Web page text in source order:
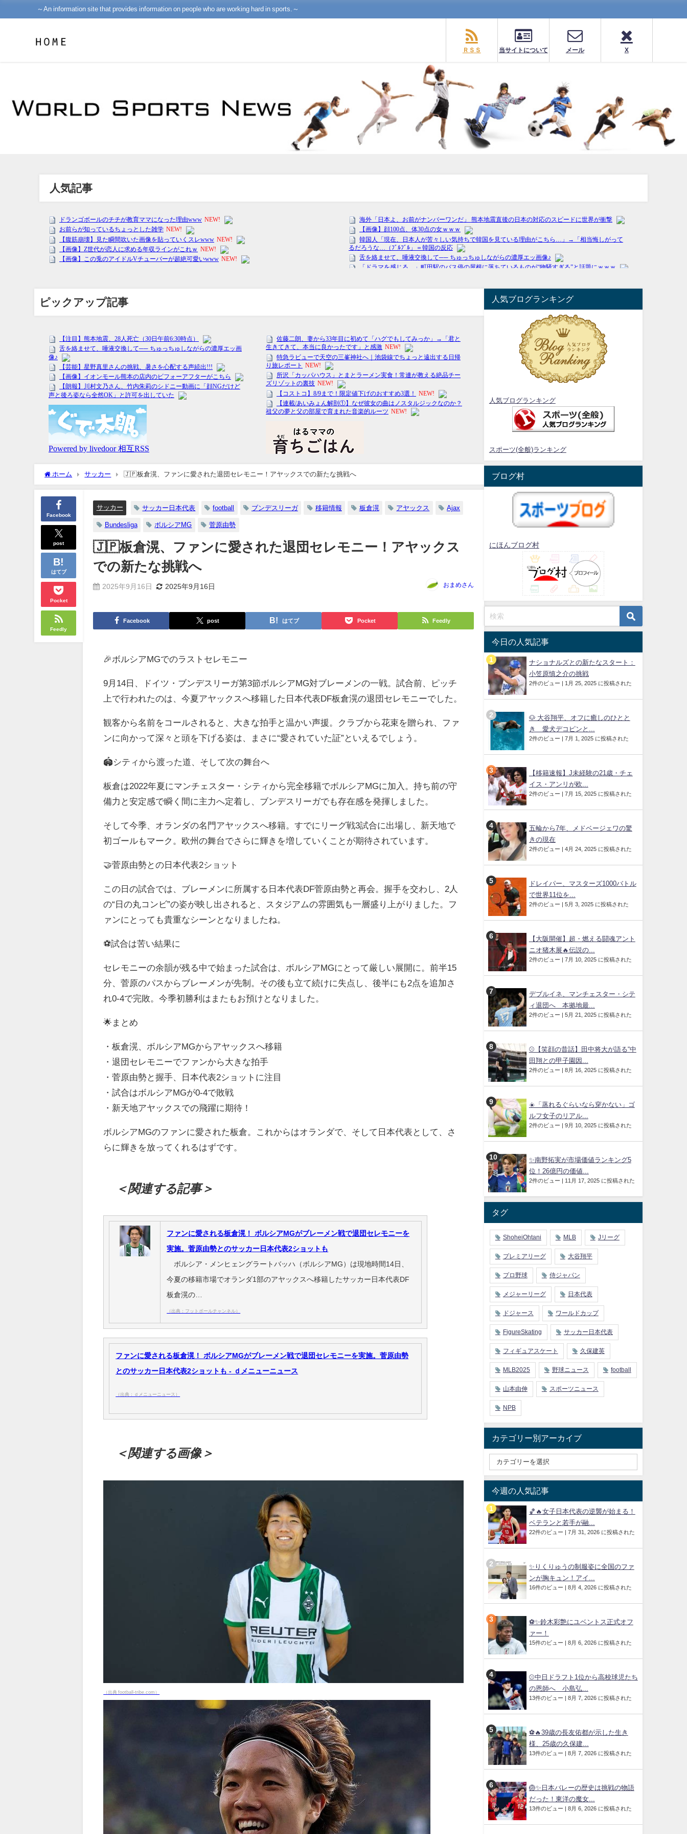
～An information site that provides information on people who are working hard in sports.～
ＲＳＳ 当サイトについて メール X
人気記事
ピックアップ記事
ホーム サッカー 🇯🇵板倉滉、ファンに愛された退団セレモニー！アヤックスでの新たな挑戦へ
Facebook
post
はてブ
Pocket
Feedly
サッカー サッカー日本代表 football ブンデスリーガ 移籍情報 板倉滉 アヤックス Ajax
Bundesliga ボルシアMG 菅原由勢
🇯🇵板倉滉、ファンに愛された退団セレモニー！アヤックス
での新たな挑戦へ
2025年9月16日 2025年9月16日 おまめさん
Facebook post はてブ Pocket Feedly
🎉ボルシアMGでのラストセレモニー
9月14日、ドイツ・ブンデスリーガ第3節ボルシアMG対ブレーメンの一戦。試合前、ピッチ
上で行われたのは、今夏アヤックスへ移籍した日本代表DF板倉滉の退団セレモニーでした。
観客から名前をコールされると、大きな拍手と温かい声援。クラブから花束を贈られ、ファ
ンに向かって深々と頭を下げる姿は、まさに“愛されていた証”といえるでしょう。
🏟️シティから渡った道、そして次の舞台へ
板倉は2022年夏にマンチェスター・シティから完全移籍でボルシアMGに加入。持ち前の守
備力と安定感で瞬く間に主力へ定着し、ブンデスリーガでも存在感を発揮しました。
そして今季、オランダの名門アヤックスへ移籍。すでにリーグ戦3試合に出場し、新天地で
初ゴールもマーク。欧州の舞台でさらに輝きを増していくことが期待されています。
🤝菅原由勢との日本代表2ショット
この日の試合では、ブレーメンに所属する日本代表DF菅原由勢と再会。握手を交わし、2人
の“日の丸コンビ”の姿が映し出されると、スタジアムの雰囲気も一層盛り上がりました。フ
ァンにとっても貴重なシーンとなりましたね。
⚽試合は苦い結果に
セレモニーの余韻が残る中で始まった試合は、ボルシアMGにとって厳しい展開に。前半15
分、菅原のパスからブレーメンが先制。その後も立て続けに失点し、後半にも2点を追加さ
れ0-4で完敗。今季初勝利はまたもお預けとなりました。
🌟まとめ
・板倉滉、ボルシアMGからアヤックスへ移籍
・退団セレモニーでファンから大きな拍手
・菅原由勢と握手、日本代表2ショットに注目
・試合はボルシアMGが0-4で敗戦
・新天地アヤックスでの飛躍に期待！
ボルシアMGのファンに愛された板倉。これからはオランダで、そして日本代表として、さ
らに輝きを放ってくれるはずです。
＜関連する記事＞
ファンに愛される板倉滉！ ボルシアMGがブレーメン戦で退団セレモニーを
実施。菅原由勢とのサッカー日本代表2ショットも
ボルシア・メンヒェングラートバッハ（ボルシアMG）は現地時間14日、
今夏の移籍市場でオランダ1部のアヤックスへ移籍したサッカー日本代表DF
板倉滉の…
（出典：フットボールチャンネル）
ファンに愛される板倉滉！ ボルシアMGがブレーメン戦で退団セレモニーを実施。菅原由勢
とのサッカー日本代表2ショットも - ｄメニューニュース
（出典：ｄメニューニュース）
＜関連する画像＞
（出典 football-tribe.com）
人気ブログランキング
人気ブログランキング
スポーツ(全般)ランキング
ブログ村
にほんブログ村
今日の人気記事
ナショナルズとの新たなスタート：
小笠原慎之介の挑戦
2件のビュー 1月 25, 2025 に投稿された
🐶 大谷翔平、オフに癒しのひとと
き 愛犬デコピンと...
2件のビュー 7月 1, 2025 に投稿された
【移籍速報】J未経験の21歳・チェ
イス・アンリが欧...
2件のビュー 7月 15, 2025 に投稿された
五輪から7年、メドベージェワの驚
きの現在
2件のビュー 4月 24, 2025 に投稿された
ドレイパー、マスターズ1000バトル
で世界11位を...
2件のビュー 5月 3, 2025 に投稿された
【大阪開催】超・燃える闘魂アント
ニオ猪木展🔥伝説の...
2件のビュー 7月 10, 2025 に投稿された
デブルイネ、マンチェスター・シテ
ィ退団へ 本拠地最...
2件のビュー 5月 21, 2025 に投稿された
⚾【笑顔の昔話】田中将大が語る“中
田翔との甲子園因...
2件のビュー 8月 16, 2025 に投稿された
☀️「蒸れるぐらいなら穿かない」ゴ
ルフ女子のリアル...
2件のビュー 9月 10, 2025 に投稿された
✨南野拓実が市場価値ランキング5
位！26億円の価値...
2件のビュー 11月 17, 2025 に投稿された
タグ
ShoheiOhtani MLB Jリーグ
プレミアリーグ 大谷翔平
プロ野球 侍ジャパン
メジャーリーグ 日本代表
ドジャース ワールドカップ
FigureSkating サッカー日本代表
フィギュアスケート 久保建英
MLB2025 野球ニュース football
山本由伸 スポーツニュース
NPB
カテゴリー別アーカイブ
今週の人気記事
🏀🔥女子日本代表の逆襲が始まる！
ベテランと若手が融...
22件のビュー 7月 31, 2026 に投稿された
✨りくりゅうの制服姿に全国のファ
ンが胸キュン！アイ...
16件のビュー 8月 4, 2026 に投稿された
⚽✨鈴木彩艶にユベントス正式オフ
ァー！
15件のビュー 8月 6, 2026 に投稿された
⚾中日ドラフト1位から高校球児たち
の恩師へ 小島弘...
13件のビュー 8月 7, 2026 に投稿された
⚽🔥39歳の長友佑都が示した生き
様、25歳の久保建...
13件のビュー 8月 7, 2026 に投稿された
🏐✨日本バレーの歴史は挑戦の物語
だった！東洋の魔女...
13件のビュー 8月 6, 2026 に投稿された